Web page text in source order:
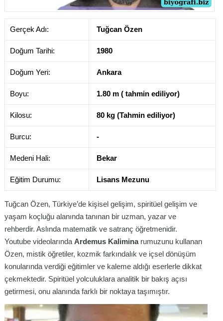
Gerçek Adı: Tuğcan Özen
Doğum Tarihi: 1980
Doğum Yeri: Ankara
Boyu: 1.80 m ( tahmin ediliyor)
Kilosu: 80 kg (Tahmin ediliyor)
Burcu: -
Medeni Hali: Bekar
Eğitim Durumu: Lisans Mezunu
Tuğcan Özen, Türkiye’de kişisel gelişim, spiritüel gelişim ve
yaşam koçluğu alanında tanınan bir uzman, yazar ve
rehberdir. Aslında matematik ve satranç öğretmenidir.
Youtube videolarında Ardemus Kaliminarumuzunu kullanan
Özen, mistik öğretiler, kozmik farkındalık ve içsel dönüşüm
konularında verdiği eğitimler ve kaleme aldığı eserlerle dikkat
çekmektedir. Spiritüel yolculuklara analitik bir bakış açısı
getirmesi, onu alanında farklı bir noktaya taşımıştır.